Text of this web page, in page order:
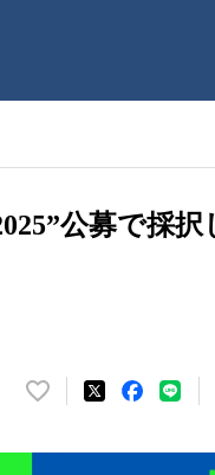
公募で採択
い
ね